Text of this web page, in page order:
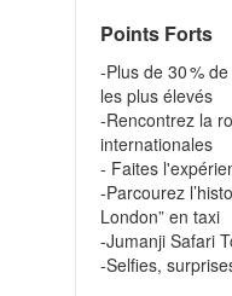
Points Forts
-Plus de 30 %
les plus élevés
-Rencontrez la
internationales
- Faites
-Parcourez
London” en taxi
-Jumanji Safari
-Selfies,